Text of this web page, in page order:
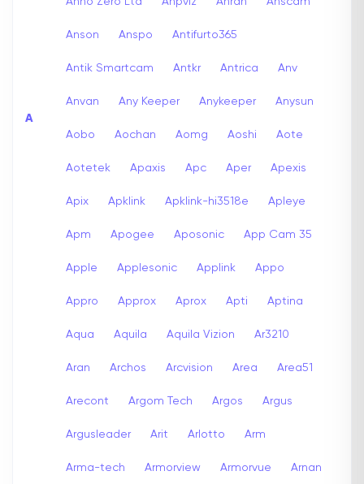
A
Anson Anspo Antifurto365
Antik Smartcam Antkr Antrica Anv
Anvan Any Keeper Anykeeper Anysun
Aobo Aochan Aomg Aoshi Aote
Aotetek Apaxis Apc Aper Apexis
Apix Apklink Apklink-hi3518e Apleye
Apm Apogee Aposonic App Cam 35
Apple Applesonic Applink Appo
Appro Approx Aprox Apti Aptina
Aqua Aquila Aquila Vizion Ar3210
Aran Archos Arcvision Area Area51
Arecont Argom Tech Argos Argus
Argusleader Arit Arlotto Arm
Arma-tech Armorview Armorvue Arnan